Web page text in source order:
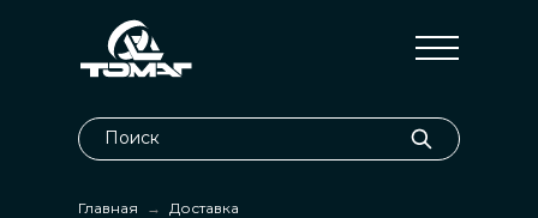
Главная Доставка
→
Поиск